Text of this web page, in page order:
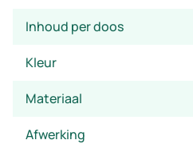
Inhoud per doos
Kleur
Materiaal
Afwerking